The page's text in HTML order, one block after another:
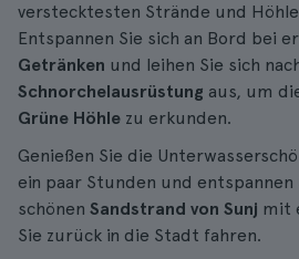
verstecktesten Strände und
Entspannen Sie sich an Bord bei
Getränken und leihen Sie sich
Schnorchelausrüstung aus, um
Grüne Höhle zu erkunden.
Genießen Sie die
ein paar Stunden und entspannen
schönen Sandstrand von Sunj mit
Sie zurück in die Stadt fahren.